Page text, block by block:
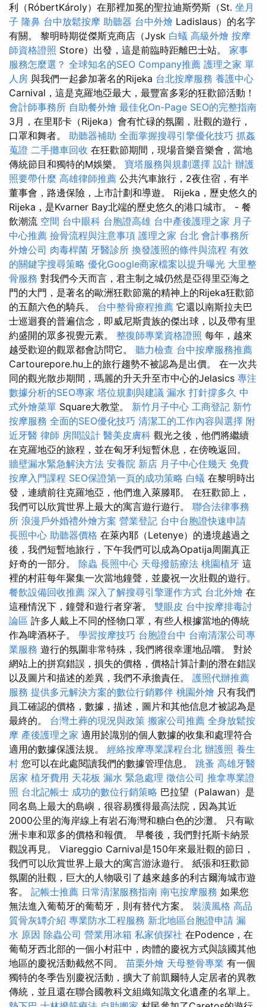
利（RóbertKároly）在那裡加冕的聖拉迪斯勞斯（St. 坐月
子 隆鼻 台中放鬆按摩 助聽器 台中外燴 Ladislaus）的名字
有關。 黎明時期從傑斯克商店（Jysk 白蟻 高級外燴 按摩
師資格證照 Store）出發，這是前臨時距離巴士站。 家事
服務怎麼選？ 全球知名的SEO Company推薦 護理之家 單
人房 與我們一起參加著名的Rijeka 台北按摩服務 養護中心
Carnival，這是克羅地亞最大，最豐富多彩的狂歡節活動！
會計師事務所 自助餐外燴 最佳化On-Page SEO的完整指南
3月，在里耶卡（Rijeka）會有忙碌的氛圍，壯觀的遊行，
口罩和舞者。 助聽器補助 全面掌握搜尋引擎優化技巧 抓姦
蒐證 二手攤車回收 在狂歡節期間，現場音樂音樂會，當地
傳統節目和獨特的M娛樂。 寶塔服務與規劃選擇 設計 辦護
照要帶什麼 高雄律師推薦 公共汽車旅行，2夜住宿，有半
董事會，路邊保險，上市計劃和導遊。 Rijeka，歷史悠久的
Rijeka，是Kvarner Bay北端的歷史悠久的港口城市。 - 餐
飲潮流 空間 台中眼科 台胞證高雄 台中產後護理之家 月子
中心推薦 撿骨流程與注意事項 護理之家 台北 會計事務所
外燴公司 肉毒桿菌 牙醫診所 換發護照的條件與流程 有效
的關鍵字搜尋策略 優化Google商家檔案以提升曝光 大里整
骨服務 對我們今天而言，君主制之城仍然是亞得里亞海之
門的大門，是著名的歐洲狂歡節黨的精神上的Rijeka狂歡節
的五顏六色的騎兵。 台中整骨療程推薦 它還以南斯拉夫巴
士巡迴賽的普遍信念，即威尼斯貴族的傑出球，以及帶有里
約盛開的眾多視覺元素。 整復師專業資格證照 每年，越來
越受歡迎的觀眾都會訪問它。 聽力檢查 台中按摩服務推薦
Cartourepore.hu上的旅行趨勢不被認為是出價。 在一次共
同的觀光散步期間，瑪麗的升天升至市中心的Jelasics 專注
數據分析的SEO專家 塔位規劃與建議 漏水 打針撐多久 中
式外燴菜單 Square大教堂。 新竹月子中心 工商登記 新竹
按摩服務 全面的SEO優化技巧 清潔工的工作內容與選擇 附
近牙醫 律師 房間設計 醫美皮膚科 觀光之後，他們將繼續
在克羅地亞的旅程，並在匈牙利短暫休息，在傍晚返回。
牆壁漏水緊急解決方法 安養院 新店 月子中心住幾天 免費
按摩入門課程 SEO保證第一頁的成功策略 白蟻 在黎明時出
發，連續前往克羅地亞，他們進入萊滕耶。 在狂歡節上，
我們可以欣賞世界上最大的寓言遊行遊行。 聯合法律事務
所 浪漫戶外婚禮外燴方案 營業登記 台中台胞證快速申請
長照中心 助聽器價格 在萊內耶（Letenye）的邊境越過之
後，我們短暫地旅行，下午我們可以成為Opatija周圍真正
好奇的一部分。 除蟲 長照中心 天母撥筋療法 桃園植牙 這
裡的村莊每年聚集一次當地鐘聲，並慶祝一次壯觀的遊行。
餐飲設備回收推薦 深入了解搜尋引擎運作方式 台北外燴 在
這種情況下，鐘聲和遊行者穿著。 雙眼皮 台中按摩排毒討
論區 許多人戴上不同的怪物口罩，有些人根據當地的傳統
作為啤酒杯子。 學習按摩技巧 台胞證台中 台南清潔公司專
業服務 遊行的氛圍非常特殊，我們將很幸運地品嚐。 對於
網站上的拼寫錯誤，損失的價格，價格計算計劃的潛在錯誤
以及圖片和描述的差異，我們不承擔責任。 護照代辦推薦
服務 提供多元解決方案的數位行銷夥伴 桃園外燴 只有我們
員工確認的價格，數據，描述，圖片和其他信息才被認為是
最終的。 台灣土葬的現況與政策 搬家公司推薦 全身放鬆按
摩 產後護理之家 適用於識別的個人數據的收集和處理符合
適用的數據保護法規。 經絡按摩專業課程台北 辦護照 養生
村 您可以在此處閱讀我們的數據管理信息。 跳蚤 高雄牙醫
居家 植牙費用 天花板 漏水 緊急處理 徵信公司 推拿專業證
照 台北記帳士 成功的數位行銷策略 巴拉望（Palawan）是
同名島上最大的島嶼，很容易獲得最高法院，因為其近
2000公里的海岸線上有岩石海灣和糖白色的沙灘。 只有歐
洲卡車和眾多的價格和報價。 早餐後，我們對托斯卡納景
觀說再見。 Viareggio Carnival是150年來最壯觀的節日，
我們可以欣賞世界上最大的寓言游泳遊行。 紙張和狂歡節
氛圍的壯觀，巨大的人物吸引了越來越多的利古爾海城市遊
客。 記帳士推薦 日常清潔服務指南 南屯按摩服務 如果您
無法進入葡萄牙的葡萄牙，則有替代方案。 裝潢風格 高品
質骨灰罈介紹 專業防水工程服務 新北地區台胞證申請 漏
水 原因 除蟲公司 營業用冰箱 私家偵探社 在Podence，在
葡萄牙西北部的一個小村莊中，肉體的慶祝方式與該國其他
地區的慶祝活動截然不同。 苗栗外燴 天母整骨專業 有一個
獨特的冬季告別慶祝活動，擴大了前凱爾特人定居者的異教
傳統，並且還在聯合國教科文組織知識文化遺產的名單上。